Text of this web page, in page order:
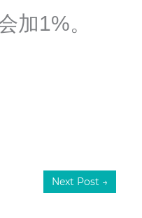
加1%。
Next Post →